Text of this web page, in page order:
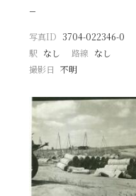
−
写真ID 3704-022346-0
駅 なし 路線 なし
撮影日 不明